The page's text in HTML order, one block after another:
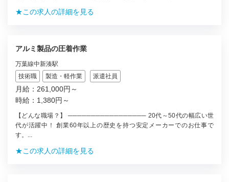
★この求人の詳細を見る
アルミ製品の圧着作業
万葉線中新湊駅
技術職
製造・軽作業 派遣社員
月給：261,000円～
時給：1,380円～
【どんな職場？】 ───────────────── 20代～50代の幅広い世
代が活躍中！ 創業60年以上の歴史を持つ安定メーカーでのお仕事で
す。...
★この求人の詳細を見る